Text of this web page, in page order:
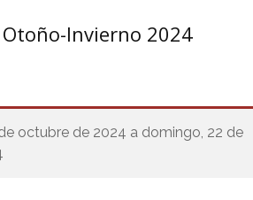
Invierno 2024
octubre de 2024 a domingo, 22 de